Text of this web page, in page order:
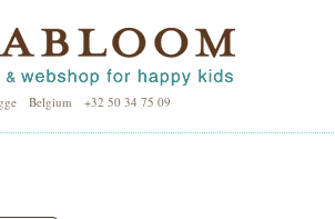
Belgium +32 50 34 75 09